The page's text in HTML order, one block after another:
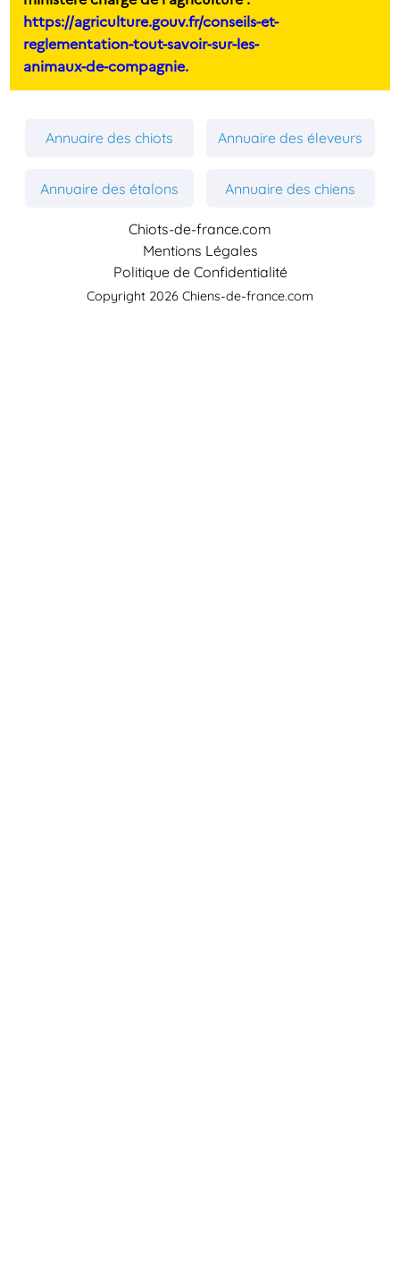
https://agriculture.gouv.fr/conseils-et-
reglementation-tout-savoir-sur-les-
animaux-de-compagnie.
Annuaire des chiots Annuaire des éleveurs
Annuaire des étalons Annuaire des chiens
Chiots-de-france.com
Mentions Légales
Politique de Confidentialité
Copyright 2026 Chiens-de-france.com